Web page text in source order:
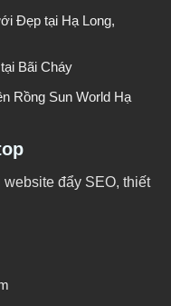
Đẹp tại Hạ Long,
Bãi Cháy
Rồng Sun World Hạ
website đẩy SEO, thiết